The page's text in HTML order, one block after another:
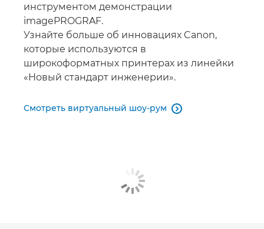
инструментом демонстрации
imagePROGRAF.
Узнайте больше об инновациях Canon,
которые используются в
широкоформатных принтерах из линейки
«Новый стандарт инженерии».
Смотреть виртуальный шоу-рум 